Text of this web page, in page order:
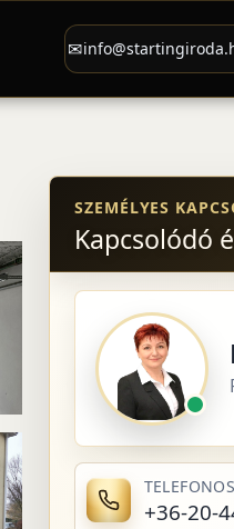
✉
SZEMÉLYES
Kapcsolódó
+36-20-